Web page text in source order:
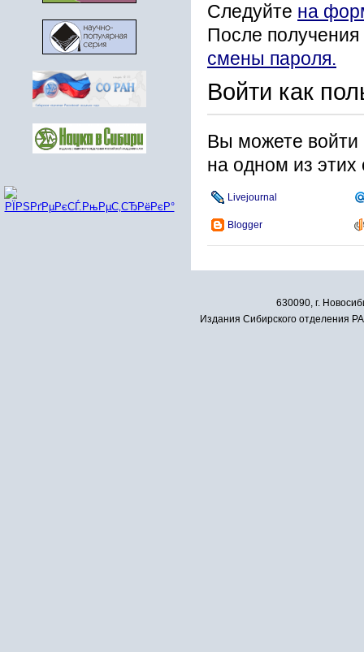
Следуйте на
После
смены пароля.
Войти как
Вы можете войти
на одном из этих
Livejournal
Blogger
630090, г.
Издания Сибирского отделения